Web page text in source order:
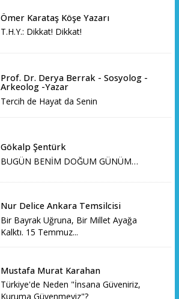
Ömer Karataş Köşe Yazarı
T.H.Y.: Dikkat! Dikkat!
Prof. Dr. Derya Berrak - Sosyolog -
Arkeolog -Yazar
Tercih de Hayat da Senin
Gökalp Şentürk
BUGÜN BENİM DOĞUM GÜNÜM…
Nur Delice Ankara Temsilcisi
Bir Bayrak Uğruna, Bir Millet Ayağa
Kalktı. 15 Temmuz...
Mustafa Murat Karahan
Türkiye'de Neden "İnsana Güveniriz,
Kuruma Güvenmeyiz"?